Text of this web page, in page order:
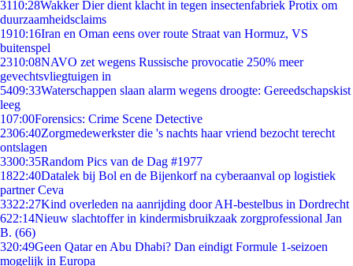
3110:28Wakker Dier dient klacht in tegen insectenfabriek Protix om
duurzaamheidsclaims
1910:16Iran en Oman eens over route Straat van Hormuz, VS
buitenspel
2310:08NAVO zet wegens Russische provocatie 250% meer
gevechtsvliegtuigen in
5409:33Waterschappen slaan alarm wegens droogte: Gereedschapskist
leeg
107:00Forensics: Crime Scene Detective
2306:40Zorgmedewerkster die 's nachts haar vriend bezocht terecht
ontslagen
3300:35Random Pics van de Dag #1977
1822:40Datalek bij Bol en de Bijenkorf na cyberaanval op logistiek
partner Ceva
3322:27Kind overleden na aanrijding door AH-bestelbus in Dordrecht
622:14Nieuw slachtoffer in kindermisbruikzaak zorgprofessional Jan
B. (66)
320:49Geen Qatar en Abu Dhabi? Dan eindigt Formule 1-seizoen
mogelijk in Europa